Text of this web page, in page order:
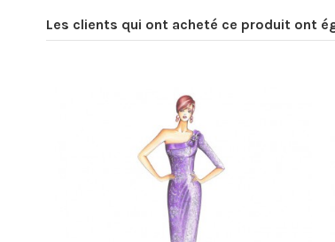
Les clients qui ont acheté ce produit ont